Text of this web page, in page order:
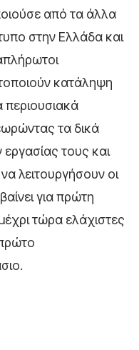
από τα άλλα
στην Ελλάδα και
κατάληψη
τα δικά
τους και
λειτουργήσουν οι
για πρώτη
τώρα ελάχιστες